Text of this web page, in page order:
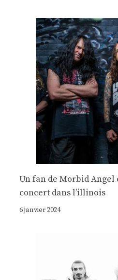
Un fan de Morbid Angel
concert dans l’illinois
6 janvier 2024